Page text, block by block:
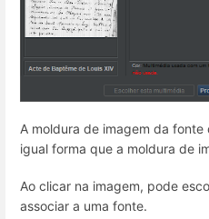
A moldura de imagem da
igual forma que a moldura de
Ao clicar na imagem, pode
associar a uma fonte.